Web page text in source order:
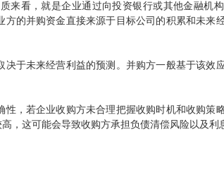
看，就是企业通过向投资银行或其他金融机
的并购资金直接来源于目标公司的积累和未来
未来经营利益的预测。并购方一般基于该效
若企业收购方未合理把握收购时机和收购策略
，这可能会导致收购方承担负债清偿风险以及利